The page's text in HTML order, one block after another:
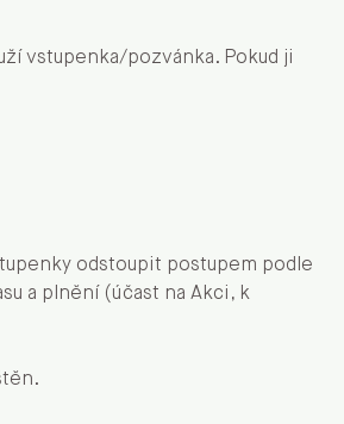
vstupenka/pozvánka. Pokud ji
odstoupit postupem podle
a plnění (účast na Akci, k